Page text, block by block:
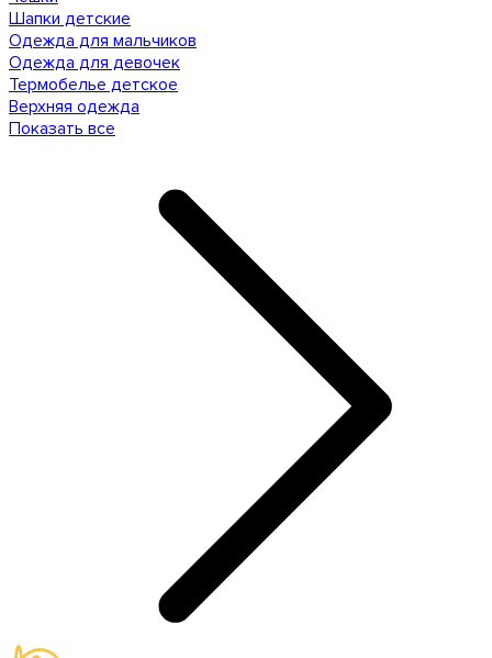
Шапки детские
Одежда для мальчиков
Одежда для девочек
Термобелье детское
Верхняя одежда
Показать все